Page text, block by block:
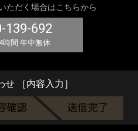
ただく場合はこちらから
139-692
時間 年中無休
［内容入力］